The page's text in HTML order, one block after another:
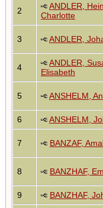
2
ANDLER,
Charlotte
3 ANDLER,
4
ANDLER,
Elisabeth
5 ANSHELM,
6 ANSHELM,
7 BANZAF,
8 BANZHAF,
9 BANZHAF,